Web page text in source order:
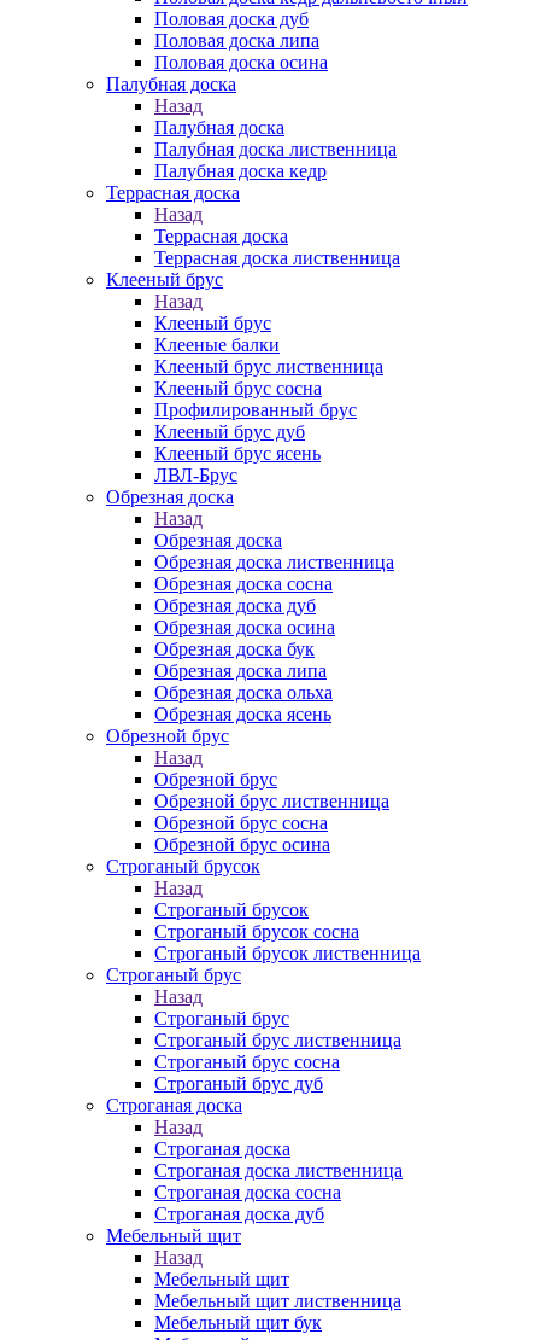
Половая доска дуб
Половая доска липа
Половая доска осина
Палубная доска
Назад
Палубная доска
Палубная доска лиственница
Палубная доска кедр
Террасная доска
Назад
Террасная доска
Террасная доска лиственница
Клееный брус
Назад
Клееный брус
Клееные балки
Клееный брус лиственница
Клееный брус сосна
Профилированный брус
Клееный брус дуб
Клееный брус ясень
ЛВЛ-Брус
Обрезная доска
Назад
Обрезная доска
Обрезная доска лиственница
Обрезная доска сосна
Обрезная доска дуб
Обрезная доска осина
Обрезная доска бук
Обрезная доска липа
Обрезная доска ольха
Обрезная доска ясень
Обрезной брус
Назад
Обрезной брус
Обрезной брус лиственница
Обрезной брус сосна
Обрезной брус осина
Строганый брусок
Назад
Строганый брусок
Строганый брусок сосна
Строганый брусок лиственница
Строганый брус
Назад
Строганый брус
Строганый брус лиственница
Строганый брус сосна
Строганый брус дуб
Строганая доска
Назад
Строганая доска
Строганая доска лиственница
Строганая доска сосна
Строганая доска дуб
Мебельный щит
Назад
Мебельный щит
Мебельный щит лиственница
Мебельный щит бук